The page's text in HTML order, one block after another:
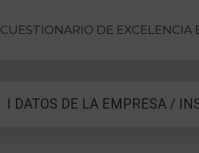
CUESTIONARIO DE EXCELENCIA
I DATOS DE LA EMPRESA /